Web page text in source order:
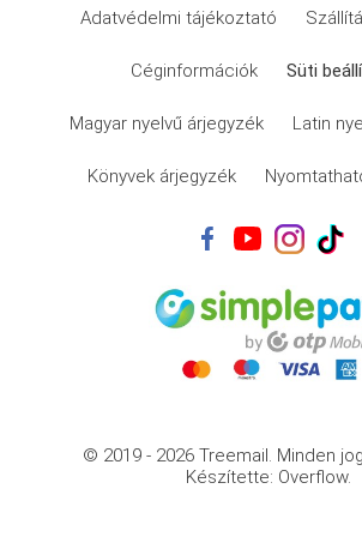
Adatvédelmi tájékoztató
Céginformációk Süti
Magyar nyelvű árjegyzék Latin
Könyvek árjegyzék
© 2019 - 2026 Treemail. Minden
Készítette: Overflow.